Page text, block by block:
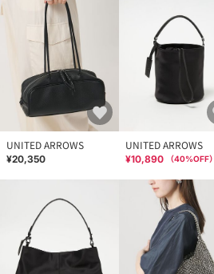
UNITED ARROWS
¥20,350
UNITED ARROWS
¥10,890 （40%OFF）